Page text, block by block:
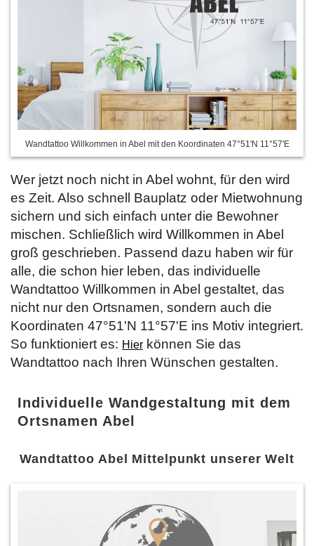
Wandtattoo Willkommen in Abel mit den Koordinaten 47°51'N 11°57'E
Wer jetzt noch nicht in Abel wohnt, für den wird
es Zeit. Also schnell Bauplatz oder Mietwohnung
sichern und sich einfach unter die Bewohner
mischen. Schließlich wird Willkommen in Abel
groß geschrieben. Passend dazu haben wir für
alle, die schon hier leben, das individuelle
Wandtattoo Willkommen in Abel gestaltet, das
nicht nur den Ortsnamen, sondern auch die
Koordinaten 47°51'N 11°57'E ins Motiv integriert.
So funktioniert es: Hier können Sie das
Wandtattoo nach Ihren Wünschen gestalten.
Individuelle Wandgestaltung mit dem
Ortsnamen Abel
Wandtattoo Abel Mittelpunkt unserer Welt